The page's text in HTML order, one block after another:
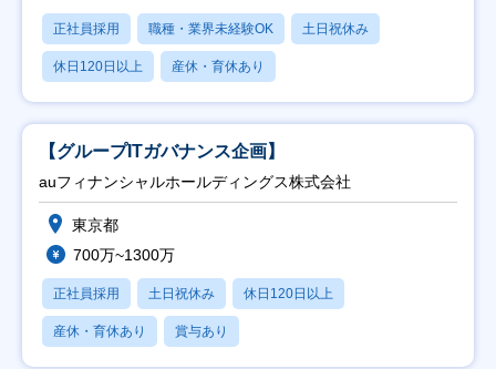
正社員採用 職種・業界未経験OK 土日祝休み
休日120日以上 産休・育休あり
【グループITガバナンス企画】
auフィナンシャルホールディングス株式会社
東京都
700万~1300万
正社員採用 土日祝休み 休日120日以上
産休・育休あり 賞与あり